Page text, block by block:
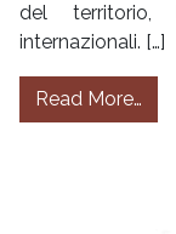
del territorio,
internazionali. […]
Read More…